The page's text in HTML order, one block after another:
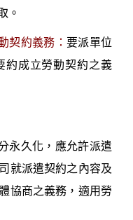
。
契約義務： 要派單位
約成立勞動契約之義
永久化，應允許派遣
就派遣契約之內容及
協商之義務，適用勞